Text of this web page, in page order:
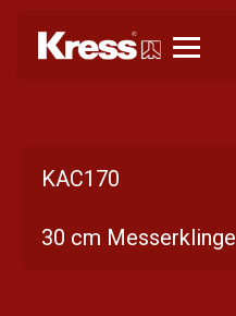
KAC170
30 cm Messerklinge